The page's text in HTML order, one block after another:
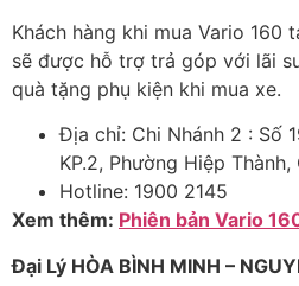
Khách hàng khi mua Vario 160
sẽ được hỗ trợ trả góp với lãi
quà tặng phụ kiện khi mua xe.
Địa chỉ: Chi Nhánh 2 : Số
KP.2, Phường Hiệp
Hotline: 1900 2145
Xem thêm: Phiên bản Vario
Đại Lý HÒA BÌNH MINH –